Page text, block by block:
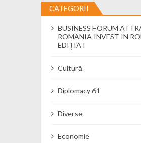
Cseke
Încă o
CATEGORII
BUSINESS FORUM
ROMANIA INVEST IN
EDIȚIA I
Cultură
Diplomacy 61
Diverse
Economie